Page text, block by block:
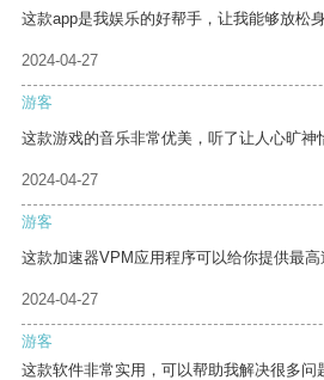
这款app是我娱乐的好帮手，让我能够放松
2024-04-27
游客
这款游戏的音乐非常优美，听了让人心旷神
2024-04-27
游客
这款加速器VPM应用程序可以给你提供最高
2024-04-27
游客
这款软件非常实用，可以帮助我解决很多问